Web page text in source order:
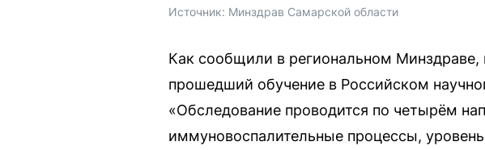
Источник: Минздрав Самарской области
Как сообщили в региональном Минздраве,
прошедший обучение в Российском
«Обследование проводится по четырём
иммуновоспалительные процессы,